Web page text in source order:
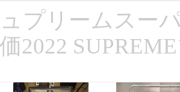
プリームスー
2022